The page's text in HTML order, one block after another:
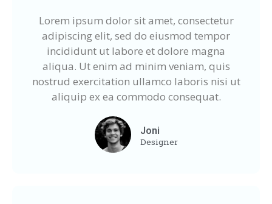
Lorem ipsum dolor sit amet, consectetur
adipiscing elit, sed do eiusmod tempor
incididunt ut labore et dolore magna
aliqua. Ut enim ad minim veniam, quis
nostrud exercitation ullamco laboris nisi ut
aliquip ex ea commodo consequat.
Joni
Designer